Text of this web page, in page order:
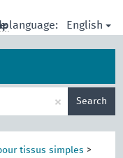
language: English
× Search
tissus simples >